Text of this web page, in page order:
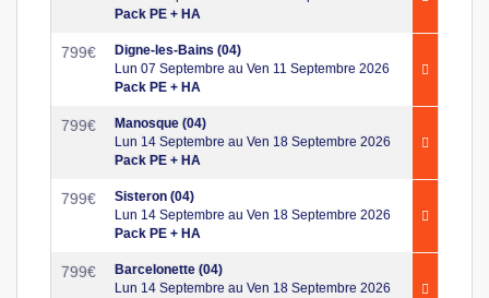
Pack PE + HA
799€
Digne-les-Bains (04)
Lun 07 Septembre au Ven 11 Septembre 2026
Pack PE + HA
799€
Manosque (04)
Lun 14 Septembre au Ven 18 Septembre 2026
Pack PE + HA
799€
Sisteron (04)
Lun 14 Septembre au Ven 18 Septembre 2026
Pack PE + HA
799€
Barcelonette (04)
Lun 14 Septembre au Ven 18 Septembre 2026